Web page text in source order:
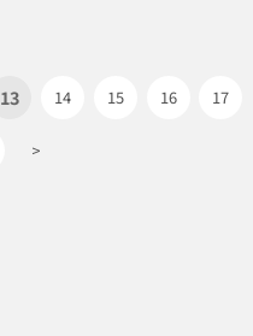
13 14 15 16 17
>